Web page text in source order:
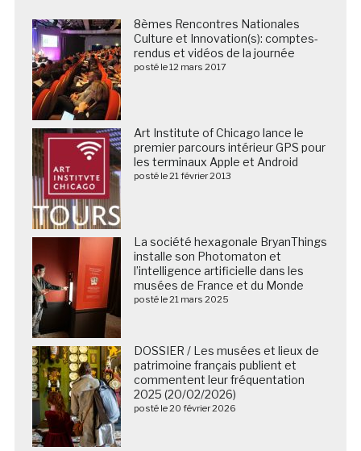
8èmes Rencontres Nationales
Culture et Innovation(s): comptes-
rendus et vidéos de la journée
posté le 12 mars 2017
Art Institute of Chicago lance le
premier parcours intérieur GPS pour
les terminaux Apple et Android
posté le 21 février 2013
La société hexagonale BryanThings
installe son Photomaton et
l’intelligence artificielle dans les
musées de France et du Monde
posté le 21 mars 2025
DOSSIER / Les musées et lieux de
patrimoine français publient et
commentent leur fréquentation
2025 (20/02/2026)
posté le 20 février 2026